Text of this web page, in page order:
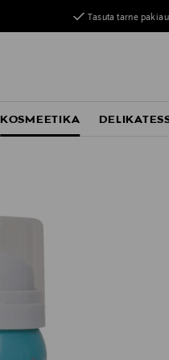
Tasuta tarne
KOSMEETIKA